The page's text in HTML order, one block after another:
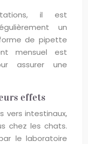
il est
un
de pipette
mensuel est
assurer une
effets
vers intestinaux,
chez les chats.
le laboratoire